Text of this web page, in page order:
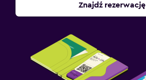
Znajdź rezerwację